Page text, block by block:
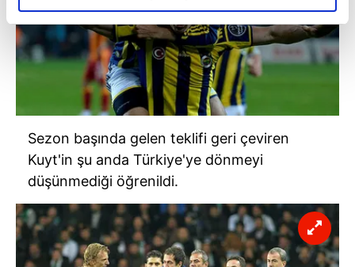
elimizden gelen çabayı gösterdiğimizi ve bu noktada,
reklamların maliyetlerimizi karşılamak noktasında tek gelir
kalemimiz olduğunu sizlere hatırlatmak isteriz.
Her halükârda, kullanıcılar, bu çerezlere izin vermedikleri
takdirde, kullanıcılara hedefli reklamlar
Sizlere daha iyi bir hizmet sunabilmek için İnternet
Sitemizde kendimize ve üçüncü kişilere ait çerezler
verileriniz işlenmekte olup gerekli olan çerezler bilgi
toplumu hizmetlerinin sunulması amacıyla
kullanılmaktadır. Diğer çerezler, sitemizin daha işlevsel
Sezon başında gelen teklifi geri çeviren
Kuyt'in şu anda Türkiye'ye dönmeyi
düşünmediği öğrenildi.